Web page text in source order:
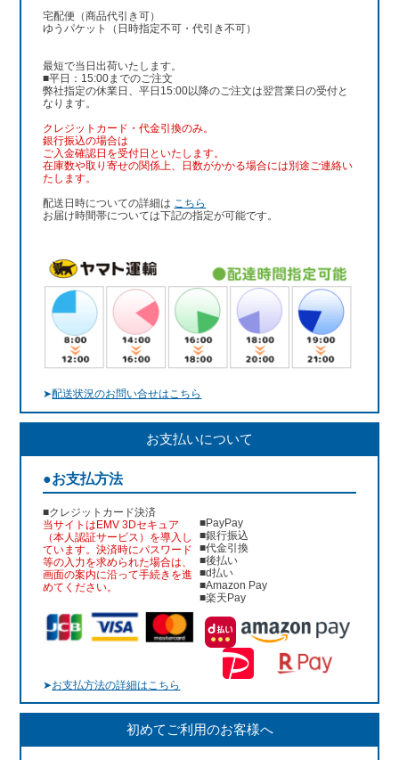
宅配便（商品代引き可）
ゆうパケット（日時指定不可・代引き不可）
最短で当日出荷いたします。
■平日：15:00までのご注文
弊社指定の休業日、平日15:00以降のご注文は翌営業日の受付と
なります。
クレジットカード・代金引換のみ。
銀行振込の場合は
ご入金確認日を受付日といたします。
在庫数や取り寄せの関係上、日数がかかる場合には別途ご連絡い
たします。
配送日時についての詳細は こちら
お届け時間帯については下記の指定が可能です。
➤配送状況のお問い合せはこちら
お支払いについて
●お支払方法
■クレジットカード決済
当サイトはEMV 3Dセキュア
（本人認証サービス）を導入し
ています。決済時にパスワード
等の入力を求められた場合は、
画面の案内に沿って手続きを進
めてください。
■PayPay
■銀行振込
■代金引換
■後払い
■d払い
■Amazon Pay
■楽天Pay
➤お支払方法の詳細はこちら
初めてご利用のお客様へ